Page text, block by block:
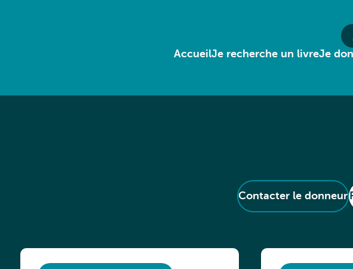
AccueilJe recherche un livreJe
Contacter le donneur